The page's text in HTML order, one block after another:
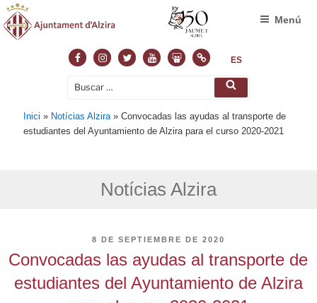
FacebookInstagram
TwitterYoutubeSlideshare
NormasES
Buscar
Buscar
Menú
Inici » Notícias Alzira »Convocadas las ayudas al transporte de
estudiantes del Ayuntamiento de Alzira para el curso 2020-2021
Notícias Alzira
PUBLICADO
8 DE SEPTIEMBRE DE 2020
Convocadas las ayudas al transporte de
estudiantes del Ayuntamiento de Alzira